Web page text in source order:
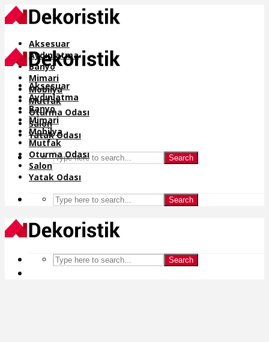
Aksesuar
Aydınlatma
Banyo
Mimari
Mobilya
Mutfak
Oturma Odası
Salon
Yatak Odası
Search
Aksesuar
Aydınlatma
Banyo
Mimari
Mobilya
Mutfak
Oturma Odası
Salon
Yatak Odası
Search
Search